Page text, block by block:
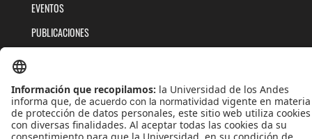
EVENTOS
PUBLICACIONES
POLÍTICAS DE TRATAMIENTOS DE DATOS
TÉRMINOS Y CONDICIONES